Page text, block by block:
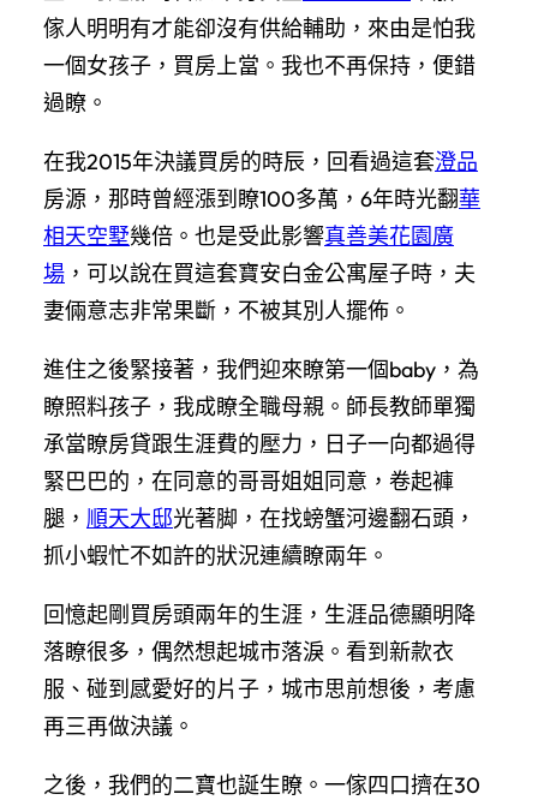
傢人明明有才能卻沒有供給輔助，來由是怕我
一個女孩子，買房上當。我也不再保持，便錯
過瞭。
在我2015年決議買房的時辰，回看過這套澄品
房源，那時曾經漲到瞭100多萬，6年時光翻華
相天空墅幾倍。也是受此影響真善美花園廣
場 ，可以說在買這套寶安白金公寓屋子時，夫
妻倆意志非常果斷，不被其別人擺佈。
進住之後緊接著，我們迎來瞭第一個baby，為
瞭照料孩子，我成瞭全職母親。師長教師單獨
承當瞭房貸跟生涯費的壓力，日子一向都過得
緊巴巴的，在同意的哥哥姐姐同意，卷起褲
腿， 順天大邸光著脚，在找螃蟹河邊翻石頭，
抓小蝦忙不如許的狀況連續瞭兩年。
回憶起剛買房頭兩年的生涯，生涯品德顯明降
落瞭很多，偶然想起城市落淚。看到新款衣
服、碰到感愛好的片子，城市思前想後，考慮
再三再做決議。
之後，我們的二寶也誕生瞭。一傢四口擠在30